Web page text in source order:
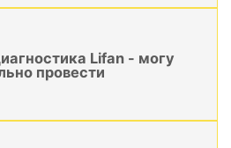
Lifan - могу
провести